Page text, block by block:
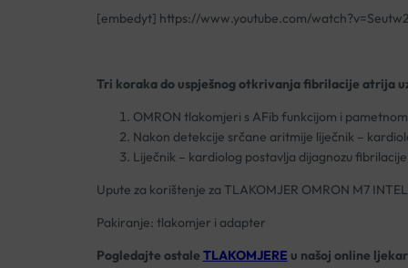
[embedyt] https://www.youtube.com/
Tri koraka do uspješnog otkrivanja fibrilacije atrija
OMRON tlakomjeri s AFib funkcijom i
Nakon detekcije srčane aritmije liječnik –
Liječnik – kardiolog postavlja dijagnozu
Upute za korištenje za TLAKOMJER OMRON M7
Pakiranje: tlakomjer i adapter
Pogledajte ostale TLAKOMJERE u našoj online